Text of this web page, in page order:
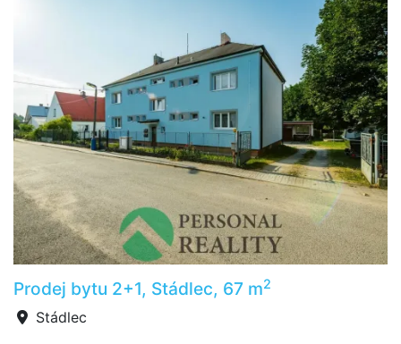
Prodej bytu 2+1, Stádlec, 67 m2
Stádlec